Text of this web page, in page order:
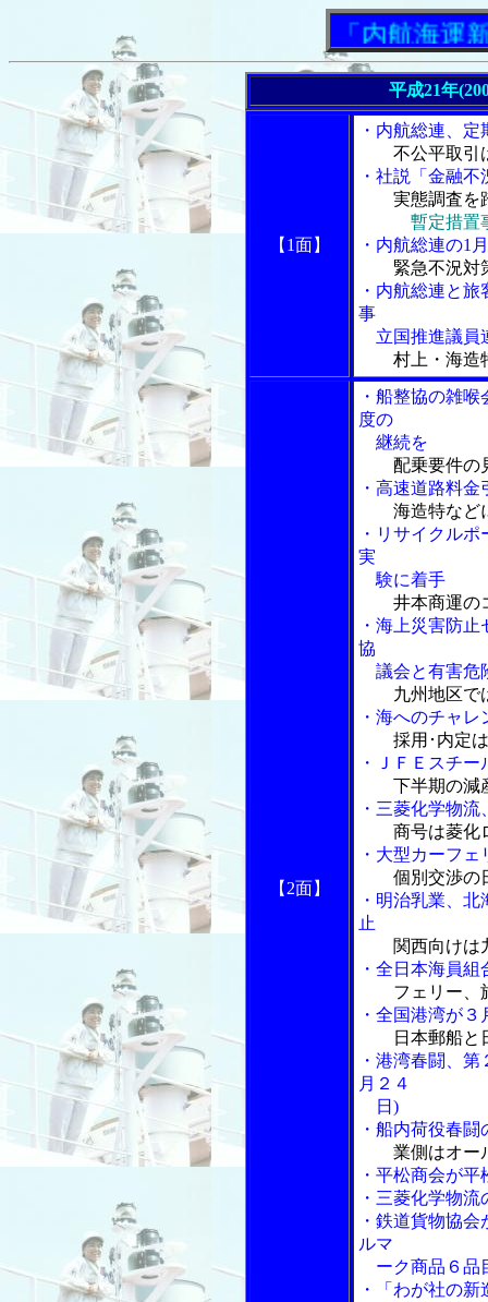
「内航海運新聞
平成21年
【1面】
・内航総連、
不公平取引
・社説「金融
実態調査を
暫定措置
・内航総連の1
緊急不況対
・内航総連と
事
立国推進議員
村上・海造
【2面】
・船整協の雑
度の
継続を
配乗要件の
・高速道路料
海造特など
・リサイクル
実
験に着手
井本商運の
・海上災害防
協
議会と有害危
九州地区で
・海へのチャ
採用･内定
・ＪＦＥスチ
下半期の減
・三菱化学物
商号は菱化
・大型カーフ
個別交渉の
・明治乳業、
止
関西向けは
・全日本海員
フェリー、
・全国港湾が
日本郵船と
・港湾春闘、
月２４
日)
・船内荷役春
業側はオー
・平松商会が
・三菱化学物
・鉄道貨物協
ルマ
ーク商品６品
・「わが社の新